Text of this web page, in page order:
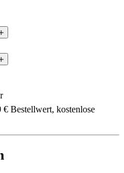
€ Bestellwert, kostenlose